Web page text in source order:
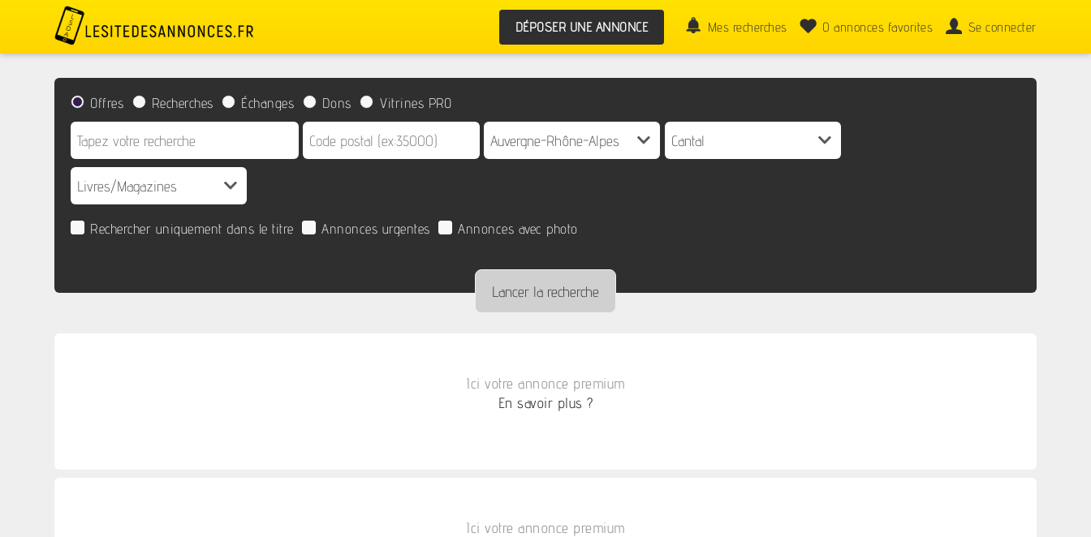
DÉPOSER UNE ANNONCE Mes recherches 0 annonces favorites Se connecter
Offres Recherches Échanges Dons Vitrines PRO
Rechercher uniquement dans le titre Annonces urgentes Annonces avec photo
Ici votre annonce premium
En savoir plus ?
Ici votre annonce premium